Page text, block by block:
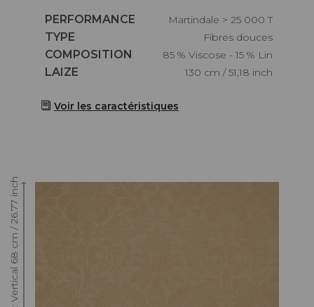
Caractéristiques
PERFORMANCE
Martindale > 25 000 T
Caractéristiques
TYPE
Fibres douces
Caractéristiques
COMPOSITION
85 % Viscose - 15 % Lin
Caractéristiques
LAIZE 130 cm / 51,18 inch
Voir les caractéristiques
Raccord : Vertical 68 cm / 26.77 inch